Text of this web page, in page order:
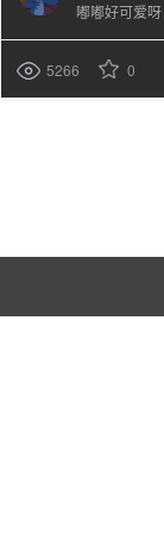
嘟嘟好可爱呀
5266 0